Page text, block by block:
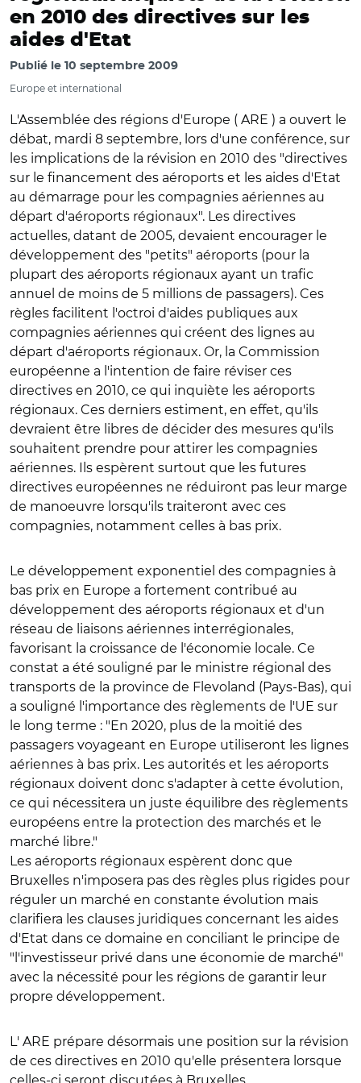
en 2010 des directives sur les
aides d'Etat
Publié le 10 septembre 2009
Europe et international
L'Assemblée des régions d'Europe ( ARE ) a ouvert le
débat, mardi 8 septembre, lors d'une conférence, sur
les implications de la révision en 2010 des "directives
sur le financement des aéroports et les aides d'Etat
au démarrage pour les compagnies aériennes au
départ d'aéroports régionaux". Les directives
actuelles, datant de 2005, devaient encourager le
développement des "petits" aéroports (pour la
plupart des aéroports régionaux ayant un trafic
annuel de moins de 5 millions de passagers). Ces
règles facilitent l'octroi d'aides publiques aux
compagnies aériennes qui créent des lignes au
départ d'aéroports régionaux. Or, la Commission
européenne a l'intention de faire réviser ces
directives en 2010, ce qui inquiète les aéroports
régionaux. Ces derniers estiment, en effet, qu'ils
devraient être libres de décider des mesures qu'ils
souhaitent prendre pour attirer les compagnies
aériennes. Ils espèrent surtout que les futures
directives européennes ne réduiront pas leur marge
de manoeuvre lorsqu'ils traiteront avec ces
compagnies, notamment celles à bas prix.
Le développement exponentiel des compagnies à
bas prix en Europe a fortement contribué au
développement des aéroports régionaux et d'un
réseau de liaisons aériennes interrégionales,
favorisant la croissance de l'économie locale. Ce
constat a été souligné par le ministre régional des
transports de la province de Flevoland (Pays-Bas), qui
a souligné l'importance des règlements de l'UE sur
le long terme : "En 2020, plus de la moitié des
passagers voyageant en Europe utiliseront les lignes
aériennes à bas prix. Les autorités et les aéroports
régionaux doivent donc s'adapter à cette évolution,
ce qui nécessitera un juste équilibre des règlements
européens entre la protection des marchés et le
marché libre."
Les aéroports régionaux espèrent donc que
Bruxelles n'imposera pas des règles plus rigides pour
réguler un marché en constante évolution mais
clarifiera les clauses juridiques concernant les aides
d'Etat dans ce domaine en conciliant le principe de
"l'investisseur privé dans une économie de marché"
avec la nécessité pour les régions de garantir leur
propre développement.
L' ARE prépare désormais une position sur la révision
de ces directives en 2010 qu'elle présentera lorsque